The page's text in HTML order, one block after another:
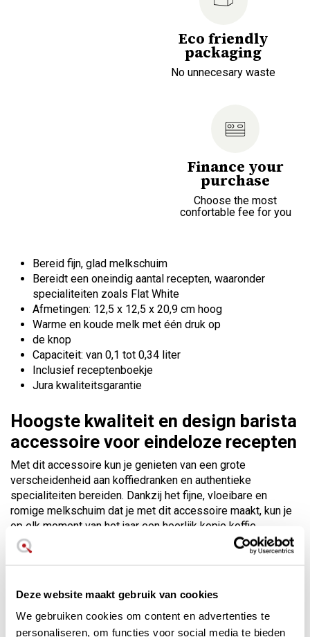
Deze website maakt gebruik van cookies
We gebruiken cookies om content en advertenties te
personaliseren, om functies voor social media te bieden
Eco friendly
packaging
No unnecesary waste
Finance your
purchase
Choose the most
confortable fee for you
Bereid fijn, glad melkschuim
Bereidt een oneindig aantal recepten, waaronder
specialiteiten zoals Flat White
Afmetingen: 12,5 x 12,5 x 20,9 cm hoog
Warme en koude melk met één druk op
de knop
Capaciteit: van 0,1 tot 0,34 liter
Inclusief receptenboekje
Jura kwaliteitsgarantie
Hoogste kwaliteit en design barista
accessoire voor eindeloze recepten
Met dit accessoire kun je genieten van een grote
verscheidenheid aan koffiedranken en authentieke
specialiteiten bereiden. Dankzij het fijne, vloeibare en
romige melkschuim dat je met dit accessoire maakt, kun je
op elk moment van het jaar een heerlijk kopje koffie
bereiden. In koude, warme of hete seizoenen.
De bediening is heel eenvoudig en nog eenvoudiger omdat
wordt bereid. Door één, twee of drie keer op de knop te
drukken start het en in een paar minuten hebben we ons
melkschuim klaar om geserveerd te worden.